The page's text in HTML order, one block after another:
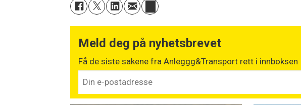
Meld deg på nyhetsbrevet
Få de siste sakene fra Anleggg&Transport rett i innboksen